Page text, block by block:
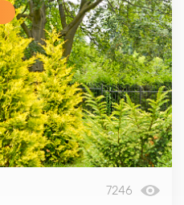
7246